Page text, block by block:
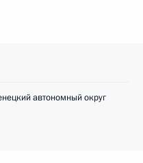
автономный округ